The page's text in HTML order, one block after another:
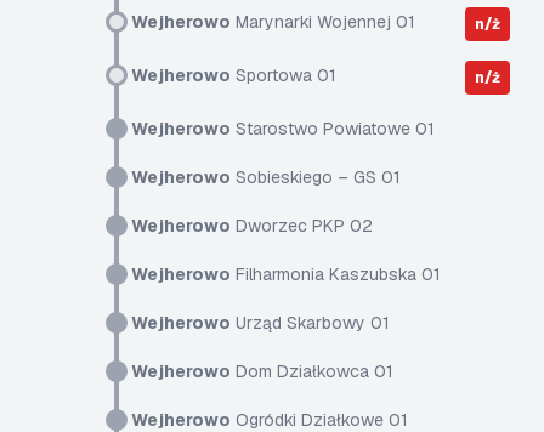
Wejherowo Marynarki Wojennej 01 n/ż
Wejherowo Sportowa 01 n/ż
Wejherowo Starostwo Powiatowe 01
Wejherowo Sobieskiego – GS 01
Wejherowo Dworzec PKP 02
Wejherowo Filharmonia Kaszubska 01
Wejherowo Urząd Skarbowy 01
Wejherowo Dom Działkowca 01
Wejherowo Ogródki Działkowe 01